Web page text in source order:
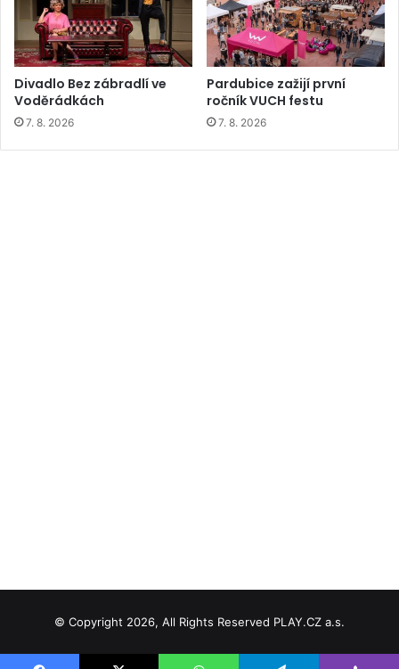
Divadlo Bez zábradlí ve
Voděrádkách
7. 8. 2026
Pardubice zažijí první
ročník VUCH festu
7. 8. 2026
© Copyright 2026, All Rights Reserved PLAY.CZ a.s.